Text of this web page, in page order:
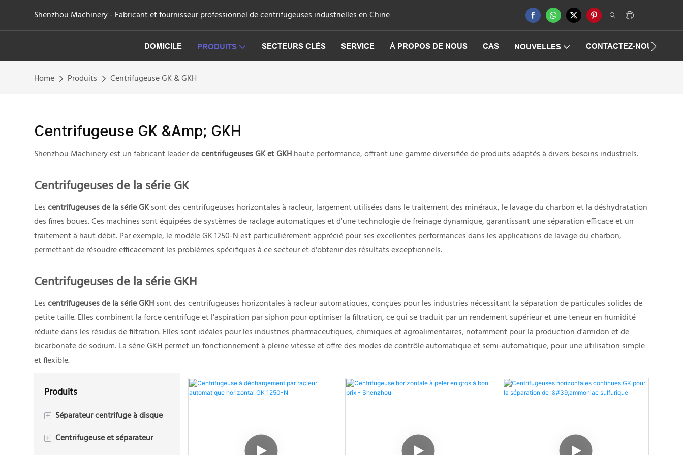
Shenzhou Machinery - Fabricant et fournisseur professionnel de centrifugeuses industrielles en Chine
DOMICILE PRODUITS SECTEURS CLÉS SERVICE À PROPOS DE NOUS CAS NOUVELLES CONTACTEZ-NOUS
Home Produits Centrifugeuse GK & GKH
Centrifugeuse GK &amp; GKH
Shenzhou Machinery est un fabricant leader decentrifugeuses GK et GKHhaute performance, offrant une gamme diversifiée de produits adaptés à divers besoins industriels.
Centrifugeuses de la série GK
Lescentrifugeuses de la série GKsont des centrifugeuses horizontales à racleur, largement utilisées dans le traitement des minéraux, le lavage du charbon et la déshydratation
des fines boues. Ces machines sont équipées de systèmes de raclage automatiques et d'une technologie de freinage dynamique, garantissant une séparation efficace et un
traitement à haut débit. Par exemple, le modèle GK 1250-N est particulièrement apprécié pour ses excellentes performances dans les applications de lavage du charbon,
permettant de résoudre efficacement les problèmes spécifiques à ce secteur et d'obtenir des résultats exceptionnels.
Centrifugeuses de la série GKH
Lescentrifugeuses de la série GKHsont des centrifugeuses horizontales à racleur automatiques, conçues pour les industries nécessitant la séparation de particules solides de
petite taille. Elles combinent la force centrifuge et l'aspiration par siphon pour optimiser la filtration, ce qui se traduit par un rendement supérieur et une teneur en humidité
réduite dans les résidus de filtration. Elles sont idéales pour les industries pharmaceutiques, chimiques et agroalimentaires, notamment pour la production d'amidon et de
bicarbonate de sodium. La série GKH permet un fonctionnement à pleine vitesse et offre des modes de contrôle automatique et semi-automatique, pour une utilisation simple
et flexible.
Produits
+ Séparateur centrifuge à disque
Centrifugeuse à disque
+ Centrifugeuse et séparateur